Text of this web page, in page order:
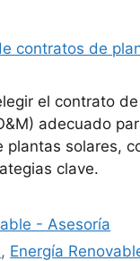
el contrato
adecuado
solares,
clave.
- Asesoría
, Energía